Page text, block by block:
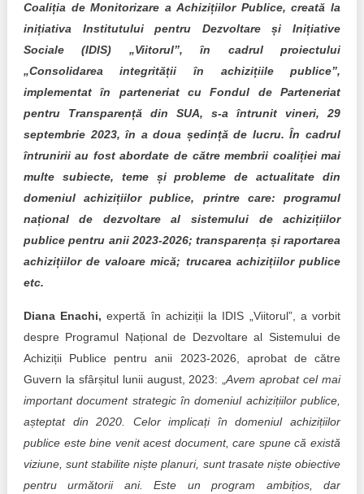
Aplică la BUNELE PRACTICI
Transparența întreprinderilor de stat
Cele mai bune și cele mai proaste politici locale din
Democrația, independența și transparența instituțiilor
publice-cheie din Moldova
Achiziții publice
Coaliția de Monitorizare a Achizițiilor Publice, creată la
inițiativa Institutului pentru Dezvoltare și Inițiative
Sociale (IDIS) „Viitorul”, în cadrul proiectului
„Consolidarea integrității în achizițiile publice”,
implementat în parteneriat cu Fondul de Parteneriat
pentru Transparență din SUA, s-a întrunit vineri, 29
septembrie 2023, în a doua ședință de lucru. În cadrul
întrunirii au fost abordate de către membrii coaliției mai
multe subiecte, teme și probleme de actualitate din
domeniul achizițiilor publice, printre care: programul
național de dezvoltare al sistemului de achizițiilor
publice pentru anii 2023-2026; transparența și raportarea
achizițiilor de valoare mică; trucarea achizițiilor publice
etc.
Diana Enachi,expertă în achiziții la IDIS „Viitorul”, a vorbit
despre Programul Național de Dezvoltare al Sistemului de
Achiziții Publice pentru anii 2023-2026, aprobat de către
Guvern la sfârșitul lunii august, 2023: „Avem aprobat cel mai
important document strategic în domeniul achizițiilor publice,
așteptat din 2020. Celor implicați în domeniul achizițiilor
publice este bine venit acest document, care spune că există
viziune, sunt stabilite niște planuri, sunt trasate niște obiective
pentru următorii ani. Este un program ambițios, dar